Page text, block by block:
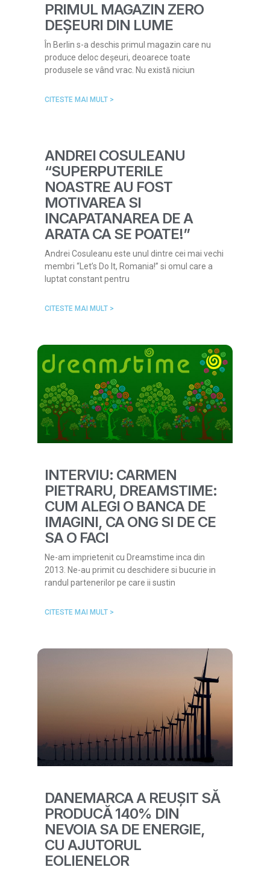
PRIMUL MAGAZIN ZERO
DEȘEURI DIN LUME
În Berlin s-a deschis primul magazin care nu
produce deloc deșeuri, deoarece toate
produsele se vând vrac. Nu există niciun
CITESTE MAI MULT >
ANDREI COSULEANU
“SUPERPUTERILE
NOASTRE AU FOST
MOTIVAREA SI
INCAPATANAREA DE A
ARATA CA SE POATE!”
Andrei Cosuleanu este unul dintre cei mai vechi
membri “Let’s Do It, Romania!” si omul care a
luptat constant pentru
CITESTE MAI MULT >
INTERVIU: CARMEN
PIETRARU, DREAMSTIME:
CUM ALEGI O BANCA DE
IMAGINI, CA ONG SI DE CE
SA O FACI
Ne-am imprietenit cu Dreamstime inca din
2013. Ne-au primit cu deschidere si bucurie in
randul partenerilor pe care ii sustin
CITESTE MAI MULT >
DANEMARCA A REUȘIT SĂ
PRODUCĂ 140% DIN
NEVOIA SA DE ENERGIE,
CU AJUTORUL
EOLIENELOR